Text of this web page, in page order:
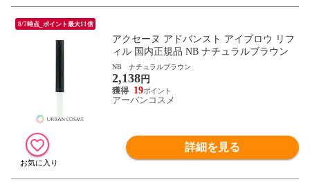
8/7時点_ポイント最大11倍
アクセーヌ アドバンスト アイブロウ リフ
ィル 国内正規品 NB ナチュラルブラウン
NB ナチュラルブラウン
2,138円
19
アーバンコスメ
詳細を見る